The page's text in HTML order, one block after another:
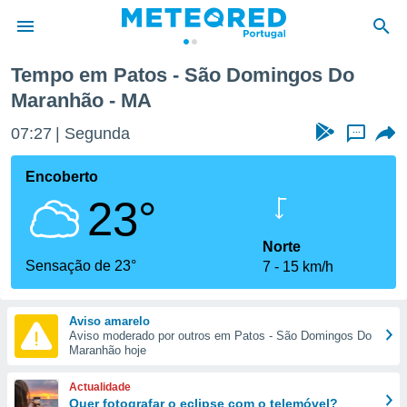
da
foi
para
fornecidas
e
digital
Tempo em Patos - São Domingos Do
Maranhão - MA
07:27 Segunda ...
Encoberto
23°
Sensação de 23°
Norte
7
15 km/h
Aviso amarelo
Aviso moderado por outros em Patos - São Domingos Do
Maranhão hoje
Actualidade
Quer fotografar o eclipse com o telemóvel?